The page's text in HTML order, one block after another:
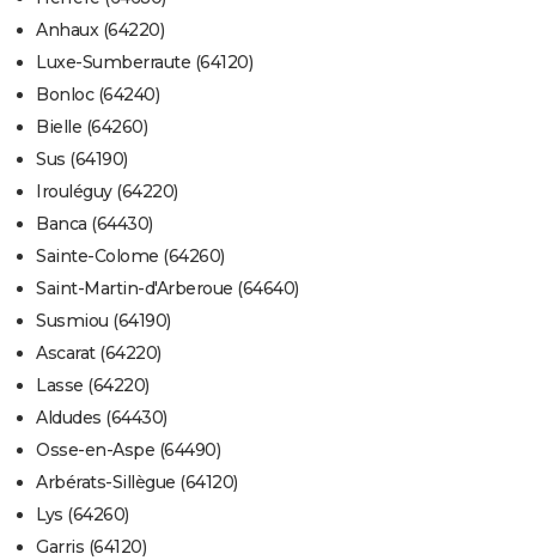
Anhaux (64220)
Luxe-Sumberraute (64120)
Bonloc (64240)
Bielle (64260)
Sus (64190)
Irouléguy (64220)
Banca (64430)
Sainte-Colome (64260)
Saint-Martin-d'Arberoue (64640)
Susmiou (64190)
Ascarat (64220)
Lasse (64220)
Aldudes (64430)
Osse-en-Aspe (64490)
Arbérats-Sillègue (64120)
Lys (64260)
Garris (64120)